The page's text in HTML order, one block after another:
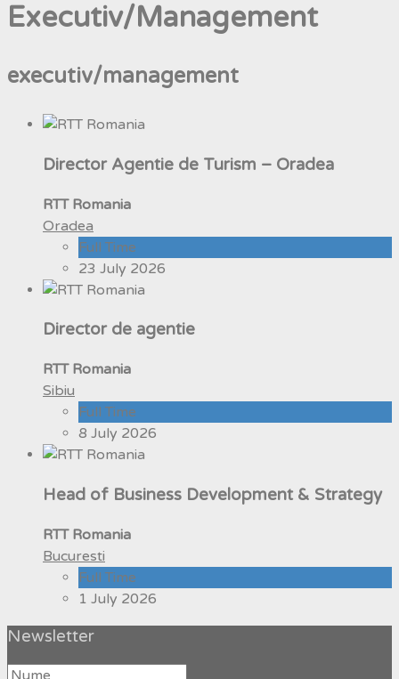
Executiv/Management
executiv/management
Director Agentie de Turism – Oradea
RTT Romania
Oradea
Full Time
23 July 2026
Director de agentie
RTT Romania
Sibiu
Full Time
8 July 2026
Head of Business Development & Strategy
RTT Romania
Bucuresti
Full Time
1 July 2026
Newsletter